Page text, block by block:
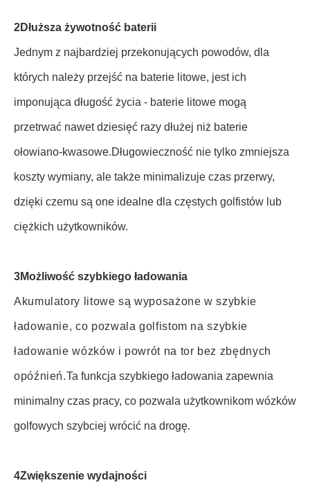
2Dłuższa żywotność baterii
Jednym z najbardziej przekonujących powodów, dla
których należy przejść na baterie litowe, jest ich
imponująca długość życia - baterie litowe mogą
przetrwać nawet dziesięć razy dłużej niż baterie
ołowiano-kwasowe.Długowieczność nie tylko zmniejsza
koszty wymiany, ale także minimalizuje czas przerwy,
dzięki czemu są one idealne dla częstych golfistów lub
ciężkich użytkowników.
3Możliwość szybkiego ładowania
Akumulatory litowe są wyposażone w szybkie
ładowanie, co pozwala golfistom na szybkie
ładowanie wózków i powrót na tor bez zbędnych
opóźnień.Ta funkcja szybkiego ładowania zapewnia
minimalny czas pracy, co pozwala użytkownikom wózków
golfowych szybciej wrócić na drogę.
4Zwiększenie wydajności